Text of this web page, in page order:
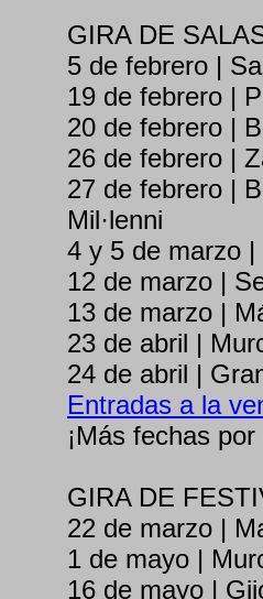
GIRA DE
5 de febrero |
19 de febrero |
20 de febrero |
26 de febrero |
27 de febrero |
Mil·lenni
4 y 5 de marzo
12 de marzo |
13 de marzo |
23 de abril |
24 de abril |
Entradas a la
¡Más fechas
GIRA DE
22 de marzo |
1 de mayo |
16 de mayo |